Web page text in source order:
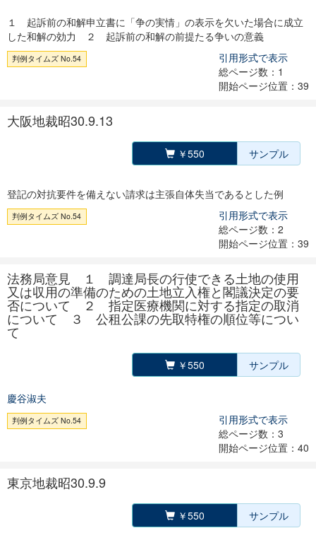
１ 起訴前の和解申立書に「争の実情」の表示を欠いた場合に成立
した和解の効力 ２ 起訴前の和解の前提たる争いの意義
判例タイムズ No.54
引用形式で表示
総ページ数：1
開始ページ位置：39
大阪地裁昭30.9.13
￥550 サンプル
登記の対抗要件を備えない請求は主張自体失当であるとした例
判例タイムズ No.54
引用形式で表示
総ページ数：2
開始ページ位置：39
法務局意見 １ 調達局長の行使できる土地の使用
又は収用の準備のための土地立入権と閣議決定の要
否について ２ 指定医療機関に対する指定の取消
について ３ 公租公課の先取特権の順位等につい
て
￥550 サンプル
慶谷淑夫
判例タイムズ No.54
引用形式で表示
総ページ数：3
開始ページ位置：40
東京地裁昭30.9.9
￥550 サンプル